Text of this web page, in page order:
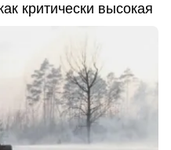
критически высокая